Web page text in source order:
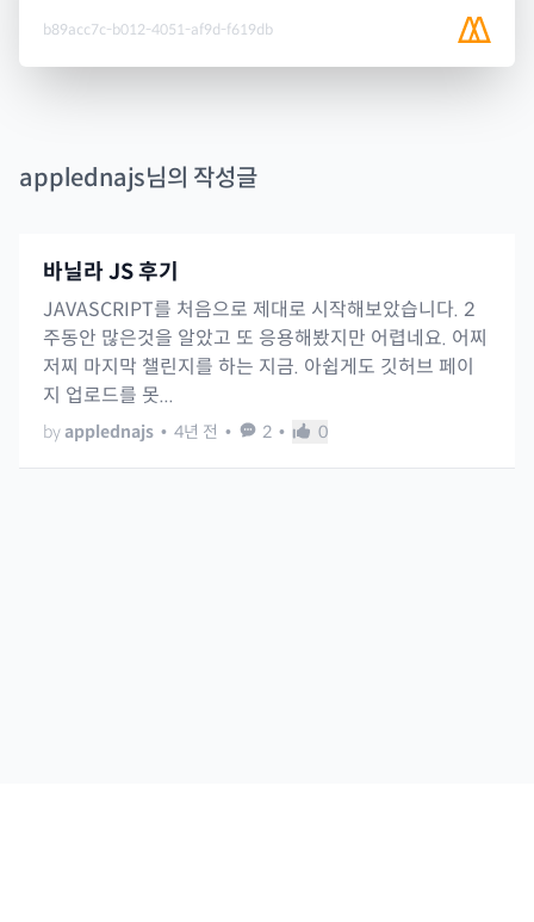
b89acc7c-b012-4051-af9d-f619db
applednajs님의 작성글
바닐라 JS 후기
JAVASCRIPT를 처음으로 제대로 시작해보았습니다. 2
주동안 많은것을 알았고 또 응용해봤지만 어렵네요. 어찌
저찌 마지막 챌린지를 하는 지금. 아쉽게도 깃허브 페이
지 업로드를 못...
by applednajs • 4년 전 • 2 • 0